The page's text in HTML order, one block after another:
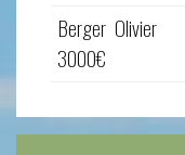
Berger
3000€